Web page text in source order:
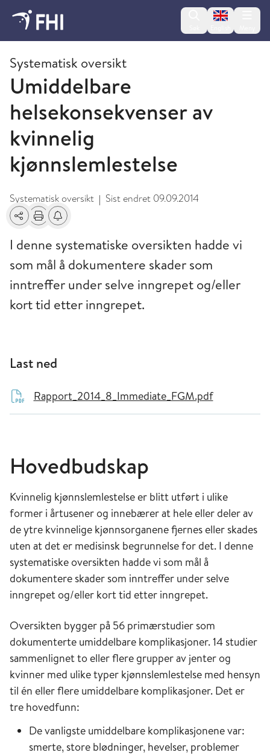
Change
2014 - publikasjoner fra FHI
Systematisk oversikt
Umiddelbare
helsekonsekvenser av
kvinnelig
kjønnslemlestelse
Systematisk oversikt | Sist endret 09.09.2014
Del Skriv utFå varsel om endringer
I denne systematiske oversikten hadde vi
som mål å dokumentere skader som
inntreffer under selve inngrepet og/eller
kort tid etter inngrepet.
Last ned
Rapport_2014_8_Immediate_FGM.pdf
Hovedbudskap
Kvinnelig kjønnslemlestelse er blitt utført i ulike
former i årtusener og innebærer at hele eller deler av
de ytre kvinnelige kjønnsorganene fjernes eller skades
uten at det er medisinsk begrunnelse for det. I denne
systematiske oversikten hadde vi som mål å
dokumentere skader som inntreffer under selve
inngrepet og/eller kort tid etter inngrepet.
Oversikten bygger på 56 primærstudier som
dokumenterte umiddelbare komplikasjoner. 14 studier
sammenlignet to eller flere grupper av jenter og
kvinner med ulike typer kjønnslemlestelse med hensyn
til én eller flere umiddelbare komplikasjoner. Det er
tre hovedfunn:
De vanligste umiddelbare komplikasjonene var:
smerte, store blødninger, hevelser, problemer